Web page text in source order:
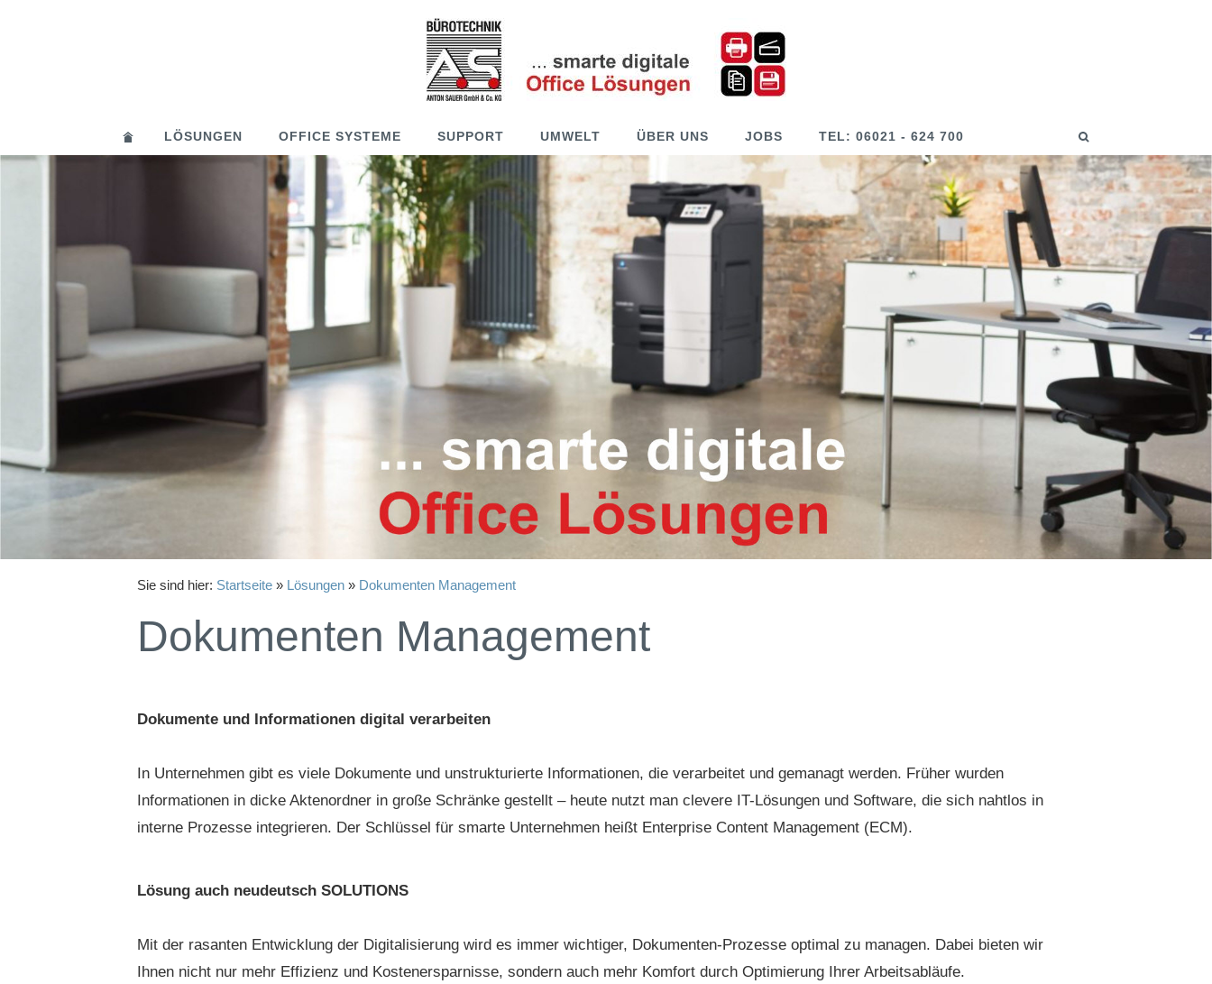
LÖSUNGEN OFFICE SYSTEME SUPPORT UMWELT ÜBER UNS JOBS TEL: 06021 - 624 700
Sie sind hier: Startseite » Lösungen » Dokumenten Management
Dokumenten Management
Dokumente und Informationen digital verarbeiten
In Unternehmen gibt es viele Dokumente und unstrukturierte Informationen, die verarbeitet und gemanagt werden. Früher wurden
Informationen in dicke Aktenordner in große Schränke gestellt – heute nutzt man clevere IT-Lösungen und Software, die sich nahtlos in
interne Prozesse integrieren. Der Schlüssel für smarte Unternehmen heißt Enterprise Content Management (ECM).
Lösung auch neudeutsch SOLUTIONS
Mit der rasanten Entwicklung der Digitalisierung wird es immer wichtiger, Dokumenten-Prozesse optimal zu managen. Dabei bieten wir
Ihnen nicht nur mehr Effizienz und Kostenersparnisse, sondern auch mehr Komfort durch Optimierung Ihrer Arbeitsabläufe.